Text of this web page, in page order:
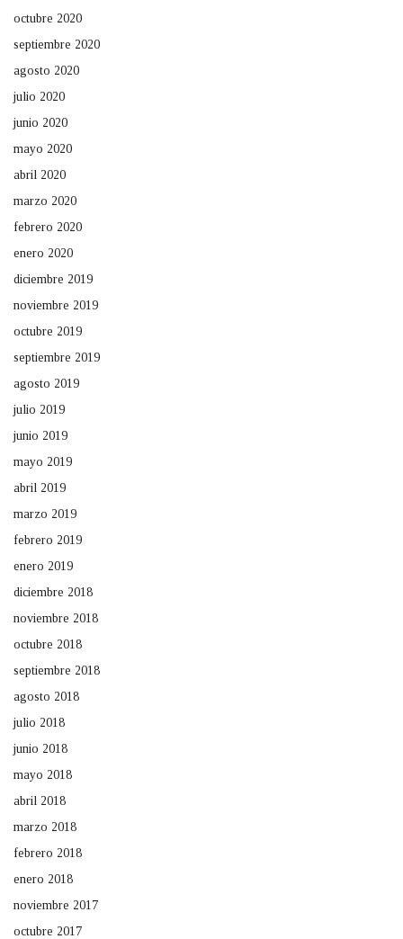
octubre 2020
septiembre 2020
agosto 2020
julio 2020
junio 2020
mayo 2020
abril 2020
marzo 2020
febrero 2020
enero 2020
diciembre 2019
noviembre 2019
octubre 2019
septiembre 2019
agosto 2019
julio 2019
junio 2019
mayo 2019
abril 2019
marzo 2019
febrero 2019
enero 2019
diciembre 2018
noviembre 2018
octubre 2018
septiembre 2018
agosto 2018
julio 2018
junio 2018
mayo 2018
abril 2018
marzo 2018
febrero 2018
enero 2018
noviembre 2017
octubre 2017